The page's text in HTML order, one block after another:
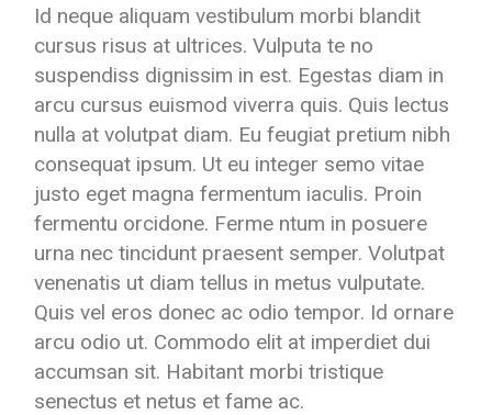
Id neque aliquam vestibulum morbi blandit
cursus risus at ultrices. Vulputa te no
suspendiss dignissim in est. Egestas diam in
arcu cursus euismod viverra quis. Quis lectus
nulla at volutpat diam. Eu feugiat pretium nibh
consequat ipsum. Ut eu integer semo vitae
justo eget magna fermentum iaculis. Proin
fermentu orcidone. Ferme ntum in posuere
urna nec tincidunt praesent semper. Volutpat
venenatis ut diam tellus in metus vulputate.
Quis vel eros donec ac odio tempor. Id ornare
arcu odio ut. Commodo elit at imperdiet dui
accumsan sit. Habitant morbi tristique
senectus et netus et fame ac.